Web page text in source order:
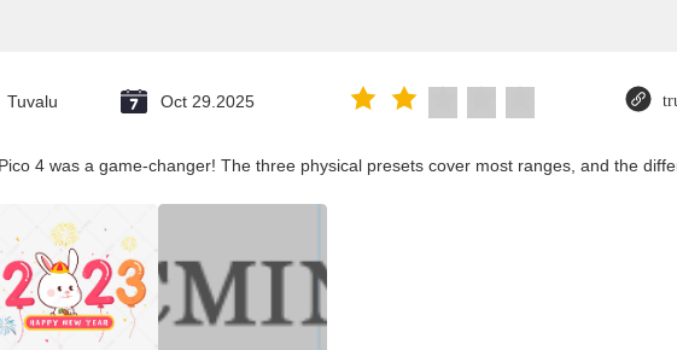
Tuvalu Oct 29.2025
4 was a game-changer! The three physical presets cover most ranges, and the